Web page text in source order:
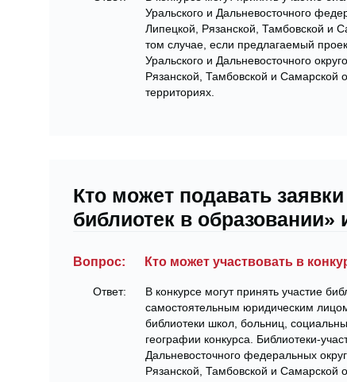
Уральского и Дальневосточного
Липецкой, Рязанской, Тамбовской и
том случае, если предлагаемый
Уральского и Дальневосточного
Рязанской, Тамбовской и Самарской
территориях.
Кто может подавать
библиотек в
Вопрос: Кто может участвовать в
Ответ:
В конкурсе могут принять участие
самостоятельным юридическим
библиотеки школ, больниц,
географии конкурса. Библиотеки-
Дальневосточного федеральных
Рязанской, Тамбовской и Самарской